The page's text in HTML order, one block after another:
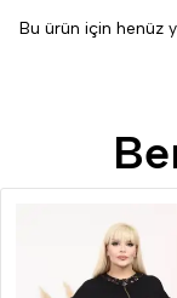
Bu ürün için henüz